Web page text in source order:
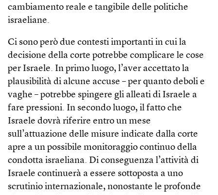
cambiamento reale e tangibile delle politiche
israeliane.
Ci sono però due contesti importanti in cui la
decisione della corte potrebbe complicare le cose
per Israele. In primo luogo, l’aver accettato la
plausibilità di alcune accuse – per quanto deboli e
vaghe – potrebbe spingere gli alleati di Israele a
fare pressioni. In secondo luogo, il fatto che
Israele dovrà riferire entro un mese
sull’attuazione delle misure indicate dalla corte
apre a un possibile monitoraggio continuo della
condotta israeliana. Di conseguenza l’attività di
Israele continuerà a essere sottoposta a uno
scrutinio internazionale, nonostante le profonde